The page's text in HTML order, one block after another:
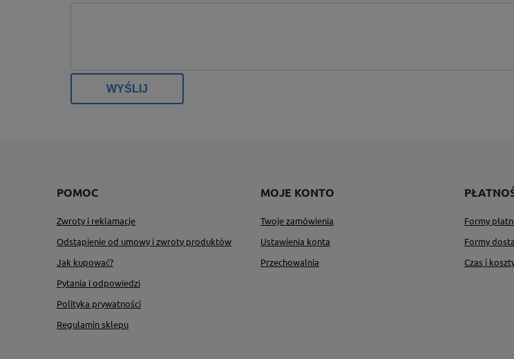
WYŚLIJ
POMOC
Zwroty i reklamacje
Odstąpienie od umowy i zwroty produktów
Jak kupować?
Pytania i odpowiedzi
Polityka prywatności
Regulamin sklepu
MOJE KONTO
Twoje zamówienia
Ustawienia konta
Przechowalnia
Formy
Formy
Czas i